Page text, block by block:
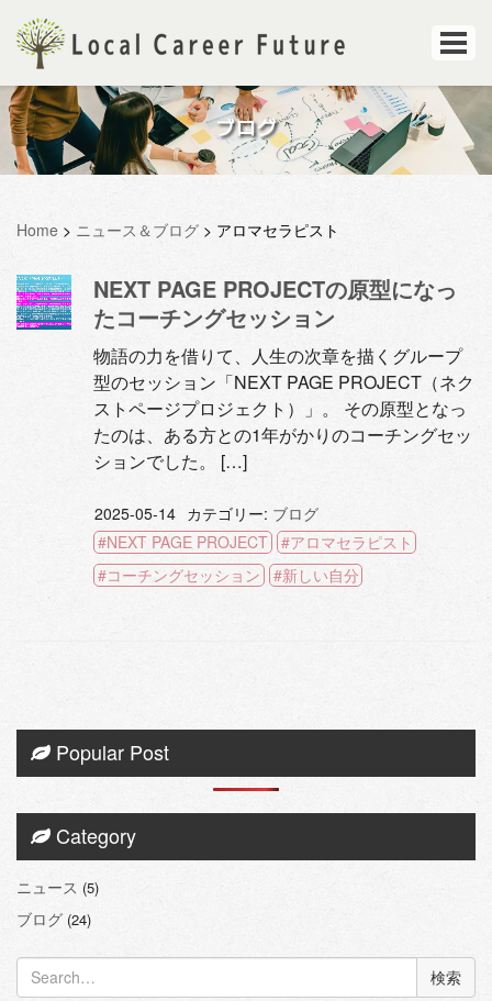
ブログ
Home > ニュース＆ブログ > アロマセラピスト
NEXT PAGE PROJECTの原型になっ
たコーチングセッション
物語の力を借りて、人生の次章を描くグループ
型のセッション「NEXT PAGE PROJECT（ネク
ストページプロジェクト）」。 その原型となっ
たのは、ある方との1年がかりのコーチングセッ
ションでした。 […]
2025-05-14 カテゴリー: ブログ
NEXT PAGE PROJECT
アロマセラピスト
コーチングセッション
新しい自分
Popular Post
Category
ニュース (5)
ブログ (24)
検
索: